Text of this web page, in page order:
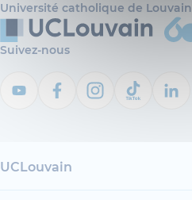
Université catholique de Louvain
Suivez-nous
UCLouvain